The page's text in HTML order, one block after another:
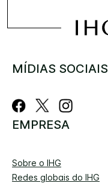
MÍDIAS SOCIAIS
EMPRESA
Sobre o IHG
Redes globais do IHG